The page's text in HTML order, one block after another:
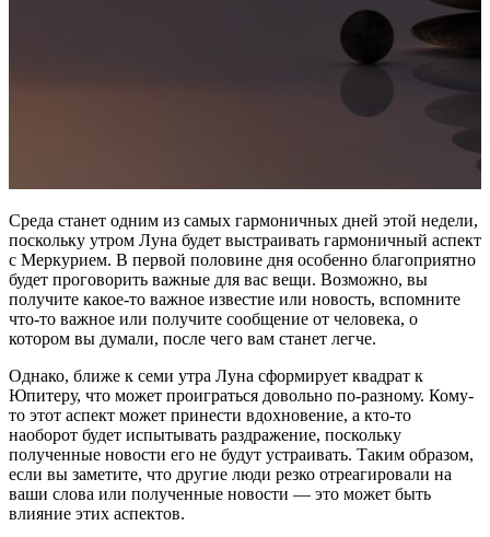
Среда станет одним из самых гармоничных дней этой недели,
поскольку утром Луна будет выстраивать гармоничный аспект
с Меркурием. В первой половине дня особенно благоприятно
будет проговорить важные для вас вещи. Возможно, вы
получите какое-то важное известие или новость, вспомните
что-то важное или получите сообщение от человека, о
котором вы думали, после чего вам станет легче.
Однако, ближе к семи утра Луна сформирует квадрат к
Юпитеру, что может проиграться довольно по-разному. Кому-
то этот аспект может принести вдохновение, а кто-то
наоборот будет испытывать раздражение, поскольку
полученные новости его не будут устраивать. Таким образом,
если вы заметите, что другие люди резко отреагировали на
ваши слова или полученные новости — это может быть
влияние этих аспектов.